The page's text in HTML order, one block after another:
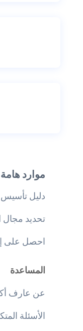
موارد هامة
دليل
تحديد
احصل على
المساعدة
عن عارف
الأسئلة